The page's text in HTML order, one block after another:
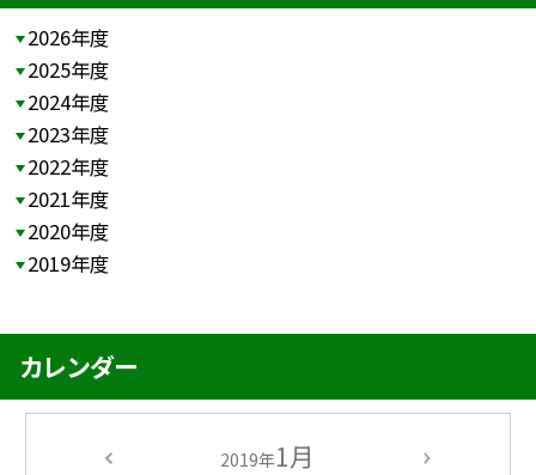
2026年度
2025年度
2024年度
2023年度
2022年度
2021年度
2020年度
2019年度
カレンダー
2019年1月